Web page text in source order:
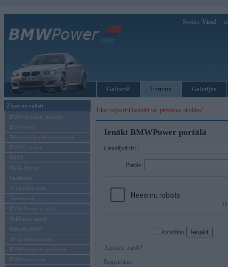
Sveiks, Viesi!
Galvenā Forums Galerijas
Ziņas un raksti
BMW modeļu jaunumi
BMW testi
Tehnoloģijas & sasniegumi
BMW Latvijā
MINI
Rolls-Royce
Pasākumi
Vadāmības tests
Autosports
BMWPower aktuāli
Reklāmas raksti
Mēneša BMW
Sērijveida tūnings
BMW pasaules jaunumi
BMW koncepti
Tikai reģistrēti lietotāji var pievienot atbildes!
Ienākt BMWPower portālā
Lietotājvārds:
Parole:
Atcerēties
Aizmirsi paroli?
Reģistrēties